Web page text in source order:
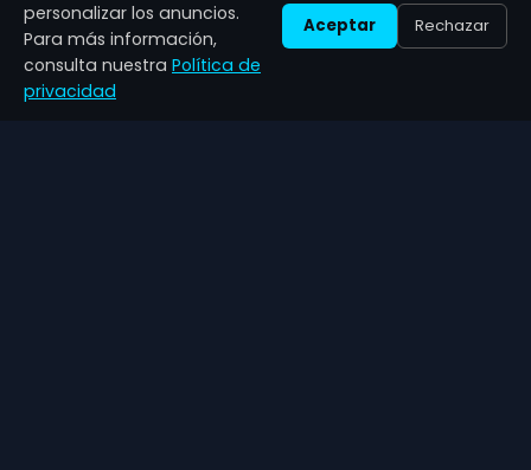
Inicio
Noticias
Acción
personalizar los anuncios.
Para más información,
consulta nuestra Política de
privacidad
Aceptar Rechazar